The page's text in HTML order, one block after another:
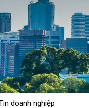
doanh nghiệp